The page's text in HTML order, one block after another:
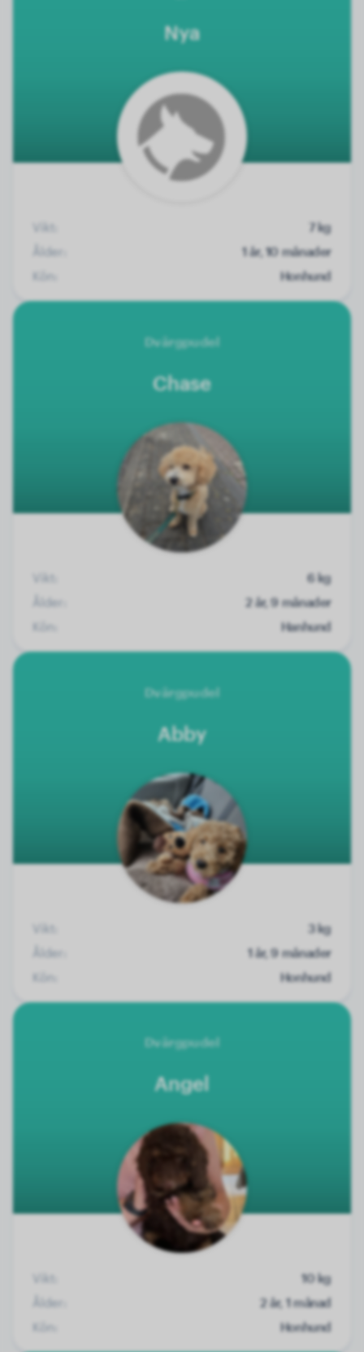
Nya
Vikt:
7 kg
Ålder:
1 år, 10 månader
Kön:
Honhund
Dvärgpudel
Chase
Vikt:
6 kg
Ålder:
2 år, 9 månader
Kön:
Hanhund
Dvärgpudel
Abby
Vikt:
3 kg
Ålder:
1 år, 9 månader
Kön:
Honhund
Dvärgpudel
Angel
Vikt:
10 kg
Ålder:
2 år, 1 månad
Kön:
Honhund